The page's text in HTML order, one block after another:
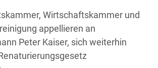
Wirtschaftskammer und
appellieren an
Peter Kaiser, sich weiterhin